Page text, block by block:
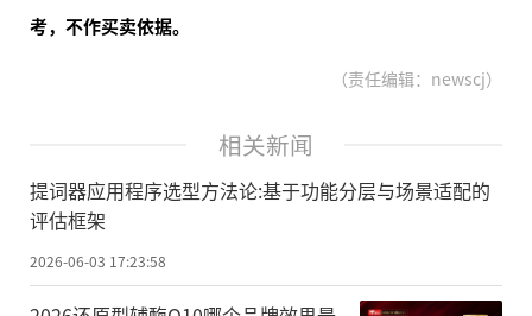
考，不作买卖依据。
（责任编辑：newscj）
相关新闻
提词器应用程序选型方法论:基于功能分层与场景适配的
评估框架
2026-06-03 17:23:58